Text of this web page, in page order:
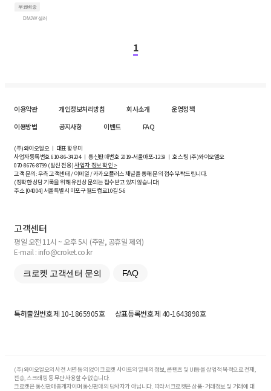
무료배송
DMJW 셀러
1
이용약관 개인정보처리방침 회사소개
운영정책
이용방법
공지사항 이벤트 FAQ
(주)와이오엘오 ㅣ 대표 황유미
사업자등록번호610-86-34204ㅣ 통신판매번호 2019-서울마포-1239 ㅣ 호스팅 (주)와이오엘오
070-8676-8799 (발신 전용)사업자 정보 확인 >
고객 문의: 우측 고객센터 / 이메일 / 카카오플러스 채널을 통해 문의 접수 부탁드립니다.
(정확한 상담 기록을 위해 유선상 문의는 접수받고 있지 않습니다)
주소 [04004] 서울특별시 마포구 월드컵로10길5-6
고객센터
평일 오전 11시 ~ 오후 5시 (주말, 공휴일 제외)
E-mail : info@croket.co.kr
크로켓 고객센터 문의 FAQ
특허출원번호제 10-1865905호 상표등록번호제 40-1643898호
(주)와이오엘오의 사전 서면 동의 없이 크로켓 사이트의 일체의 정보, 콘텐츠 및 UI등을 상업적 목적으로 전재,
전송, 스크래핑 등 무단 사용할 수 없습니다.
크로켓은 통신판매중개자이며 통신판매의 당사자가 아닙니다. 따라서 크로켓은 상품·거래정보 및 거래에 대